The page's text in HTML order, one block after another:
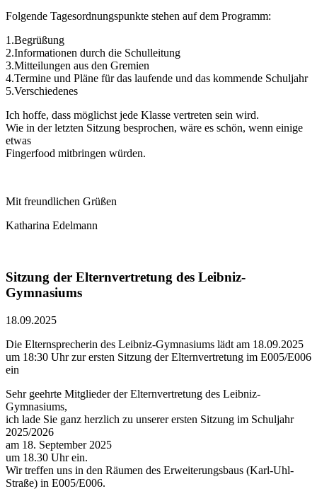
Folgende Tagesordnungspunkte stehen auf dem Programm:
1.Begrüßung
2.Informationen durch die Schulleitung
3.Mitteilungen aus den Gremien
4.Termine und Pläne für das laufende und das kommende Schuljahr
5.Verschiedenes
Ich hoffe, dass möglichst jede Klasse vertreten sein wird.
Wie in der letzten Sitzung besprochen, wäre es schön, wenn einige
etwas
Fingerfood mitbringen würden.
Mit freundlichen Grüßen
Katharina Edelmann
Sitzung der Elternvertretung des Leibniz-
Gymnasiums
18.09.2025
Die Elternsprecherin des Leibniz-Gymnasiums lädt am 18.09.2025
um 18:30 Uhr zur ersten Sitzung der Elternvertretung im E005/E006
ein
Sehr geehrte Mitglieder der Elternvertretung des Leibniz-
Gymnasiums,
ich lade Sie ganz herzlich zu unserer ersten Sitzung im Schuljahr
2025/2026
am 18. September 2025
um 18.30 Uhr ein.
Wir treffen uns in den Räumen des Erweiterungsbaus (Karl-Uhl-
Straße) in E005/E006.